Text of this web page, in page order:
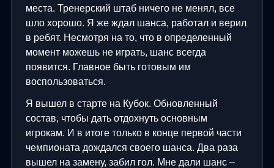
места. Тренерский штаб ничего не менял, все
шло хорошо. Я же ждал шанса, работал и верил
в ребят. Несмотря на то, что в определенный
момент можешь не играть, шанс всегда
появится. Главное быть готовым им
воспользоваться.
Я вышел в старте на Кубок. Обновленный
состав, чтобы дать отдохнуть основным
игрокам. И в итоге только в конце первой части
чемпионата дождался своего шанса. Два раза
вышел на замену, забил гол. Мне дали шанс –